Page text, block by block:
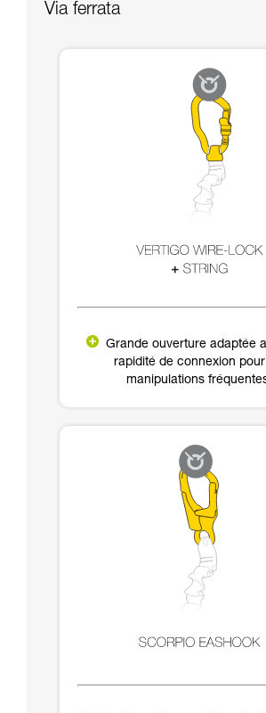
Via ferrata
Grande ouverture adaptée
rapidité de connexion
manipulations